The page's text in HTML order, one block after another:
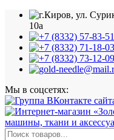
10а
Мы в соцсетях: